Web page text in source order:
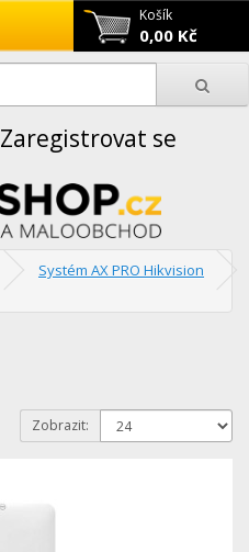
Košík
0,00 Kč
Zaregistrovat se
Systém AX PRO Hikvision
Zobrazit: